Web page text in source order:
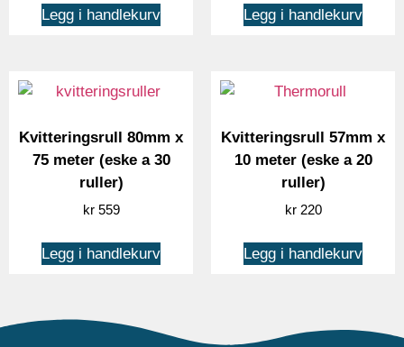
Legg i handlekurv Legg i handlekurv
Kvitteringsrull 80mm x
75 meter (eske a 30
ruller)
kr559
Legg i handlekurv
Kvitteringsrull 57mm x
10 meter (eske a 20
ruller)
kr220
Legg i handlekurv